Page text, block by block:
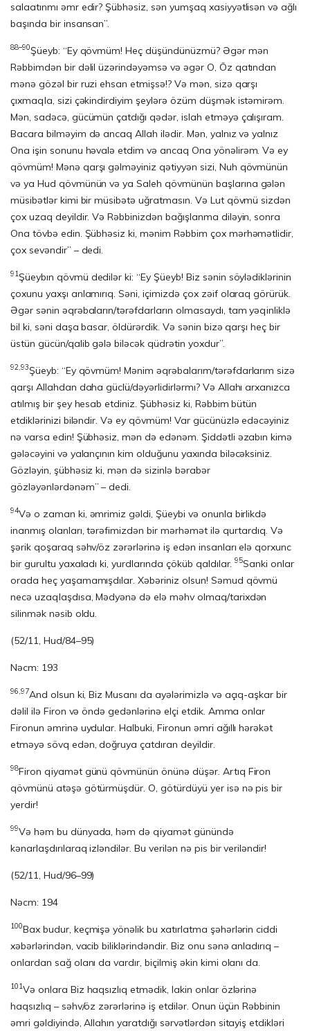
salaatınmı əmr edir? Şübhəsiz, sən yumşaq xasiyyətlisən və ağlı
başında bir insansan”.
88–90Şüeyb: “Ey qövmüm! Heç düşündünüzmü? Əgər mən
Rəbbimdən bir dəlil üzə­rindəyəmsə və əgər O, Öz qatından
mənə gözəl bir ruzi ehsan etmişsə!? Və mən, sizə qarşı
çıxmaqla, sizi çəkindirdiyim şeylərə özüm düşmək istəmirəm.
Mən, sadəcə, gü­cümün çatdığı qədər, islah etməyə çalışıram.
Bacara bilməyim də ancaq Allah ilədir. Mən, yalnız və yalnız
Ona işin sonunu həvalə etdim və ancaq Ona yönəlirəm. Və ey
qövmüm! Mənə qarşı gəlməyiniz qətiyyən sizi, Nuh qövmünün
və ya Hud qövmünün və ya Saleh qövmünün başlarına gələn
müsibətlər kimi bir mü­sibətə uğratmasın. Və Lut qövmü sizdən
çox uzaq deyildir. Və Rəbbinizdən ba­ğış­lanma diləyin, sonra
Ona tövbə edin. Şübhəsiz ki, mənim Rəbbim çox mər­həmətlidir,
çox sevəndir” – dedi.
91Şüeybın qövmü dedilər ki: “Ey Şüeyb! Biz sənin söylədiklərinin
çoxunu yax­şı anlamırıq. Səni, içimizdə çox zəif olaraq görürük.
Əgər sənin əqrəbaların/tərəfdarların olmasaydı, tam yəqinliklə
bil ki, səni daşa basar, öldürərdik. Və sənin bizə qarşı heç bir
üstün gücün/qalib gələ biləcək qüdrətin yoxdur”.
92,93Şüeyb: “Ey qövmüm! Mənim əqrəbalarım/tərəfdarlarım sizə
qarşı Allahdan daha güclü/dəyərlidirlərmı? Və Allahı arxanızca
atılmış bir şey hesab etdiniz. Şübhəsiz ki, Rəbbim bütün
etdiklərinizi biləndir. Və ey qövmüm! Var gücünüzlə edəcəyiniz
nə varsa edin! Şübhəsiz, mən də edənəm. Şiddətli əzabın kimə
gələcəyini və yalançının kim olduğunu yaxında biləcəksiniz.
Gözləyin, şübhəsiz ki, mən də sizinlə bərabər
gözləyənlərdənəm” – dedi.
94Və o zaman ki, əmrimiz gəldi, Şüeybi və onunla birlikdə
inanmış olanları, tərəfimizdən bir mərhəmət ilə qurtardıq. Və
şərik qoşaraq səhv/öz zərərlərinə iş edən insanları elə qorxunc
bir gurultu yaxaladı ki, yurdlarında çöküb qaldılar.95Sanki onlar
orada heç yaşamamışdılar. Xəbəriniz olsun! Səmud qövmü
necə uzaqlaşdısa, Mədyənə də elə məhv olmaq/tarixdən
silinmək nəsib oldu.
(52/11, Hud/84–95)
Nəcm: 193
96,97And olsun ki, Biz Musanı da ayələrimizlə və açıq-aşkar bir
dəlil ilə Firon və öndə gedənlərinə elçi etdik. Amma onlar
Fironun əmrinə uydular. Halbuki, Fironun əmri ağıllı hərəkət
etməyə sövq edən, doğruya çatdıran deyildir.
98Firon qiyamət günü qövmünün önünə düşər. Artıq Firon
qövmünü atə­şə götürmüşdür. O, götürdüyü yer isə nə pis bir
yerdir!
99Və həm bu dünyada, həm də qiyamət günündə
kənarlaşdırılaraq izləndilər. Bu verilən nə pis bir veriləndir!
(52/11, Hud/96–99)
Nəcm: 194
100Bax budur, keçmişə yönəlik bu xatırlatma şəhərlərin ciddi
xəbərlərindən, vacib biliklərindəndir. Biz onu sənə anladırıq –
onlardan sağ olanı da vardır, biçilmiş əkin kimi olanı da.
101Və onlara Biz haqsızlıq etmədik, lakin onlar özlərinə
haqsızlıq – səhv/öz zərərlərinə iş etdilər. Onun üçün Rəbbinin
əmri gəldiyində, Allahın yaratdığı sərvət­lər­dən sitayiş etdikləri